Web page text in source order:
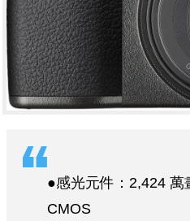
●感光元件：2,424 萬
CMOS